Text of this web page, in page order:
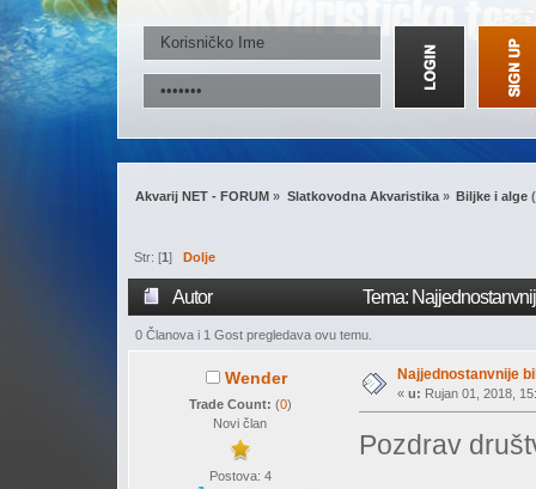
Akvarij NET - FORUM » Slatkovodna Akvaristika» Biljke i alge
Str: [1] Dolje
Autor Tema:
0 Članova i 1 Gost pregledava ovu temu.
Wender
Trade Count: (0)
Novi član
Postova: 4
Najjednostanvnije
« u: Rujan 01, 2018,
Pozdrav